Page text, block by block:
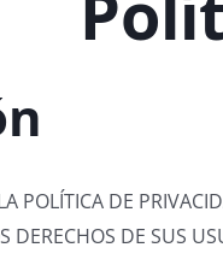
POLÍTICA DE
DERECHOS DE SUS